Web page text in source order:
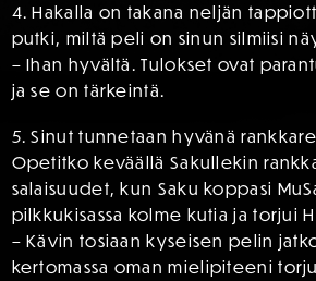
4. Hakalla on takana neljän
putki, miltä peli on sinun silmiisi
– Ihan hyvältä. Tulokset ovat
ja se on tärkeintä.
5. Sinut tunnetaan hyvänä
Opetitko keväällä Sakullekin
salaisuudet, kun Saku koppasi
pilkkukisassa kolme kutia ja torjui
– Kävin tosiaan kyseisen pelin
kertomassa oman mielipiteeni